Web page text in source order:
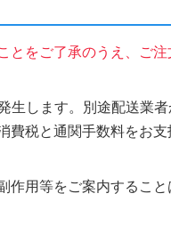
をご了承のうえ、ご
生します。別途配送
費税と通関手数料をお
作用等をご案内するこ